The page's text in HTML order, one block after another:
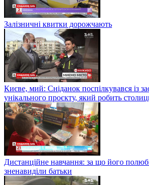
Залізничні квитки дорожчають
Києве, мий: Сніданок поспілкувався із
унікального проєкту, який робить
Дистанційне навчання: за що його
зненавиділи батьки